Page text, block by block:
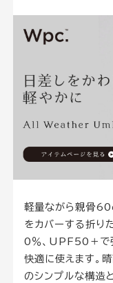
軽量ながら親骨
をカバーする折り
0％、UPF50＋で
快適に使えます。
のシンプルな構造